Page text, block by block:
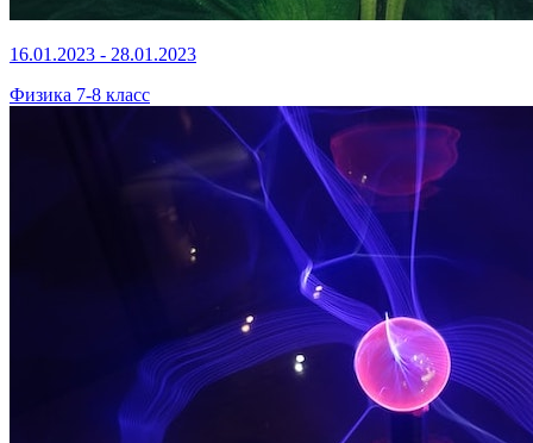
16.01.2023 - 28.01.2023
Физика 7-8 класс